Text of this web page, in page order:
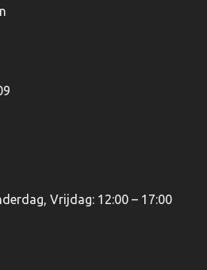
Vrijdag: 12:00 – 17:00